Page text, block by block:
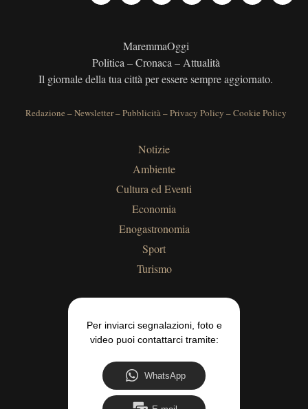
MaremmaOggi
Politica – Cronaca – Attualità
Il giornale della tua città per essere sempre aggiornato.
Redazione –Newsletter–Pubblicità–Privacy Policy –Cookie Policy
Notizie
Ambiente
Cultura ed Eventi
Economia
Enogastronomia
Sport
Turismo
Per inviarci segnalazioni, foto e
video puoi contattarci tramite:
WhatsApp